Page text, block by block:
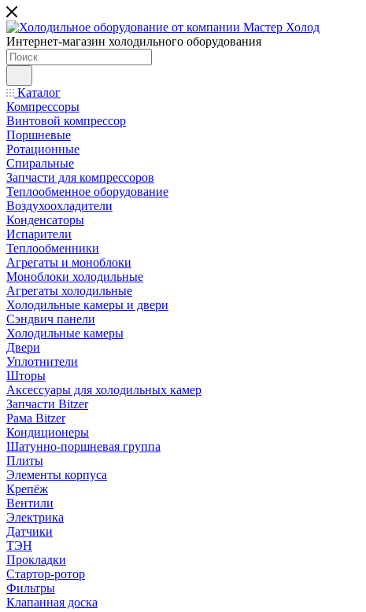
Интернет-магазин холодильного оборудования
Каталог
Компрессоры
Винтовой компрессор
Поршневые
Ротационные
Спиральные
Запчасти для компрессоров
Теплообменное оборудование
Воздухоохладители
Конденсаторы
Испарители
Теплообменники
Агрегаты и моноблоки
Моноблоки холодильные
Агрегаты холодильные
Холодильные камеры и двери
Сэндвич панели
Холодильные камеры
Двери
Уплотнители
Шторы
Аксессуары для холодильных камер
Запчасти Bitzer
Рама Bitzer
Кондиционеры
Шатунно-поршневая группа
Плиты
Элементы корпуса
Крепёж
Вентили
Электрика
Датчики
ТЭН
Прокладки
Стартор-ротор
Фильтры
Клапанная доска